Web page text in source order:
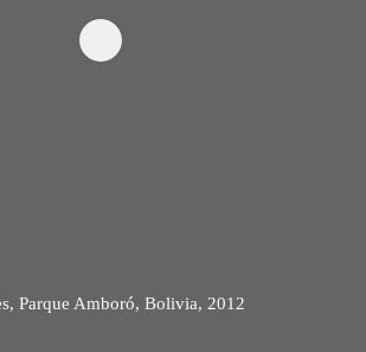
Parque Amboró, Bolivia, 2012